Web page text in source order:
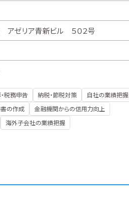
アゼリア青新ビル ５０２号
税務申告 納税・節税対策
自社の業績把握
の作成
金融機関からの信用力向上
海外子会社の業績把握